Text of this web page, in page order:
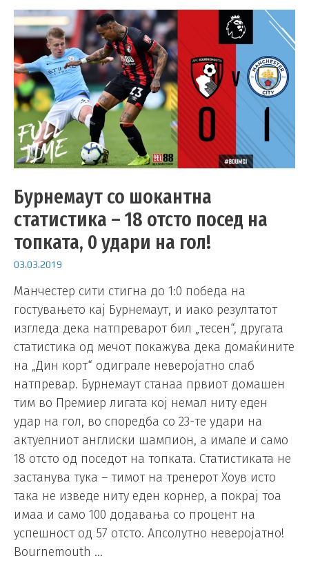
Бурнемаут со шокантна
статистика – 18 отсто посед на
топката, 0 удари на гол!
03.03.2019
Манчестер сити стигна до 1:0 победа на
гостувањето кај Бурнемаут, и иако резултатот
изгледа дека натпреварот бил „тесен“, другата
статистика од мечот покажува дека домаќините
на „Дин корт“ одиграле неверојатно слаб
натпревар. Бурнемаут станаа првиот домашен
тим во Премиер лигата кој немал ниту еден
удар на гол, во споредба со 23-те удари на
актуелниот англиски шампион, а имале и само
18 отсто од поседот на топката. Статистиката не
застанува тука – тимот на тренерот Хоув исто
така не изведе ниту еден корнер, а покрај тоа
имаа и само 100 додавања со процент на
успешност од 57 отсто. Апсолутно неверојатно!
Bournemouth …